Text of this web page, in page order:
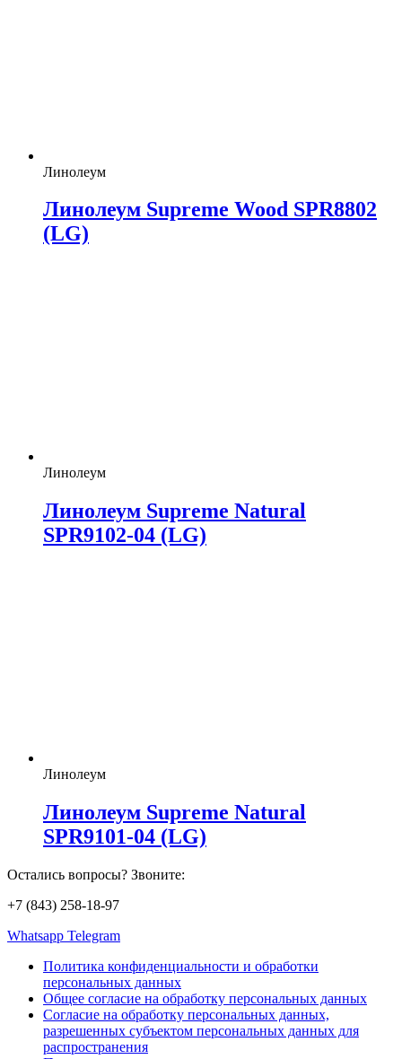
Линолеум
Линолеум Supreme Wood SPR8802
(LG)
Линолеум
Линолеум Supreme Natural
SPR9102-04 (LG)
Линолеум
Линолеум Supreme Natural
SPR9101-04 (LG)
Остались вопросы? Звоните:
+7 (843) 258-18-97
Whatsapp Telegram
Политика конфиденциальности и обработки
персональных данных
Общее согласие на обработку персональных данных
Согласие на обработку персональных данных,
разрешенных субъектом персональных данных для
распространения